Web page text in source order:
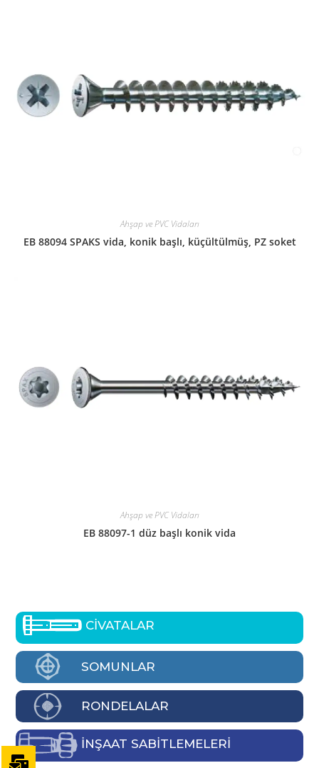
Ahşap ve PVC Vidaları
EB 88094 SPAKS vida, konik başlı, küçültülmüş, PZ soket
Ahşap ve PVC Vidaları
EB 88097-1 düz başlı konik vida
CİVATALAR
SOMUNLAR
RONDELALAR
İNŞAAT SABİTLEMELERİ